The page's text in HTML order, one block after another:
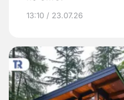
13:10 / 23.07.26